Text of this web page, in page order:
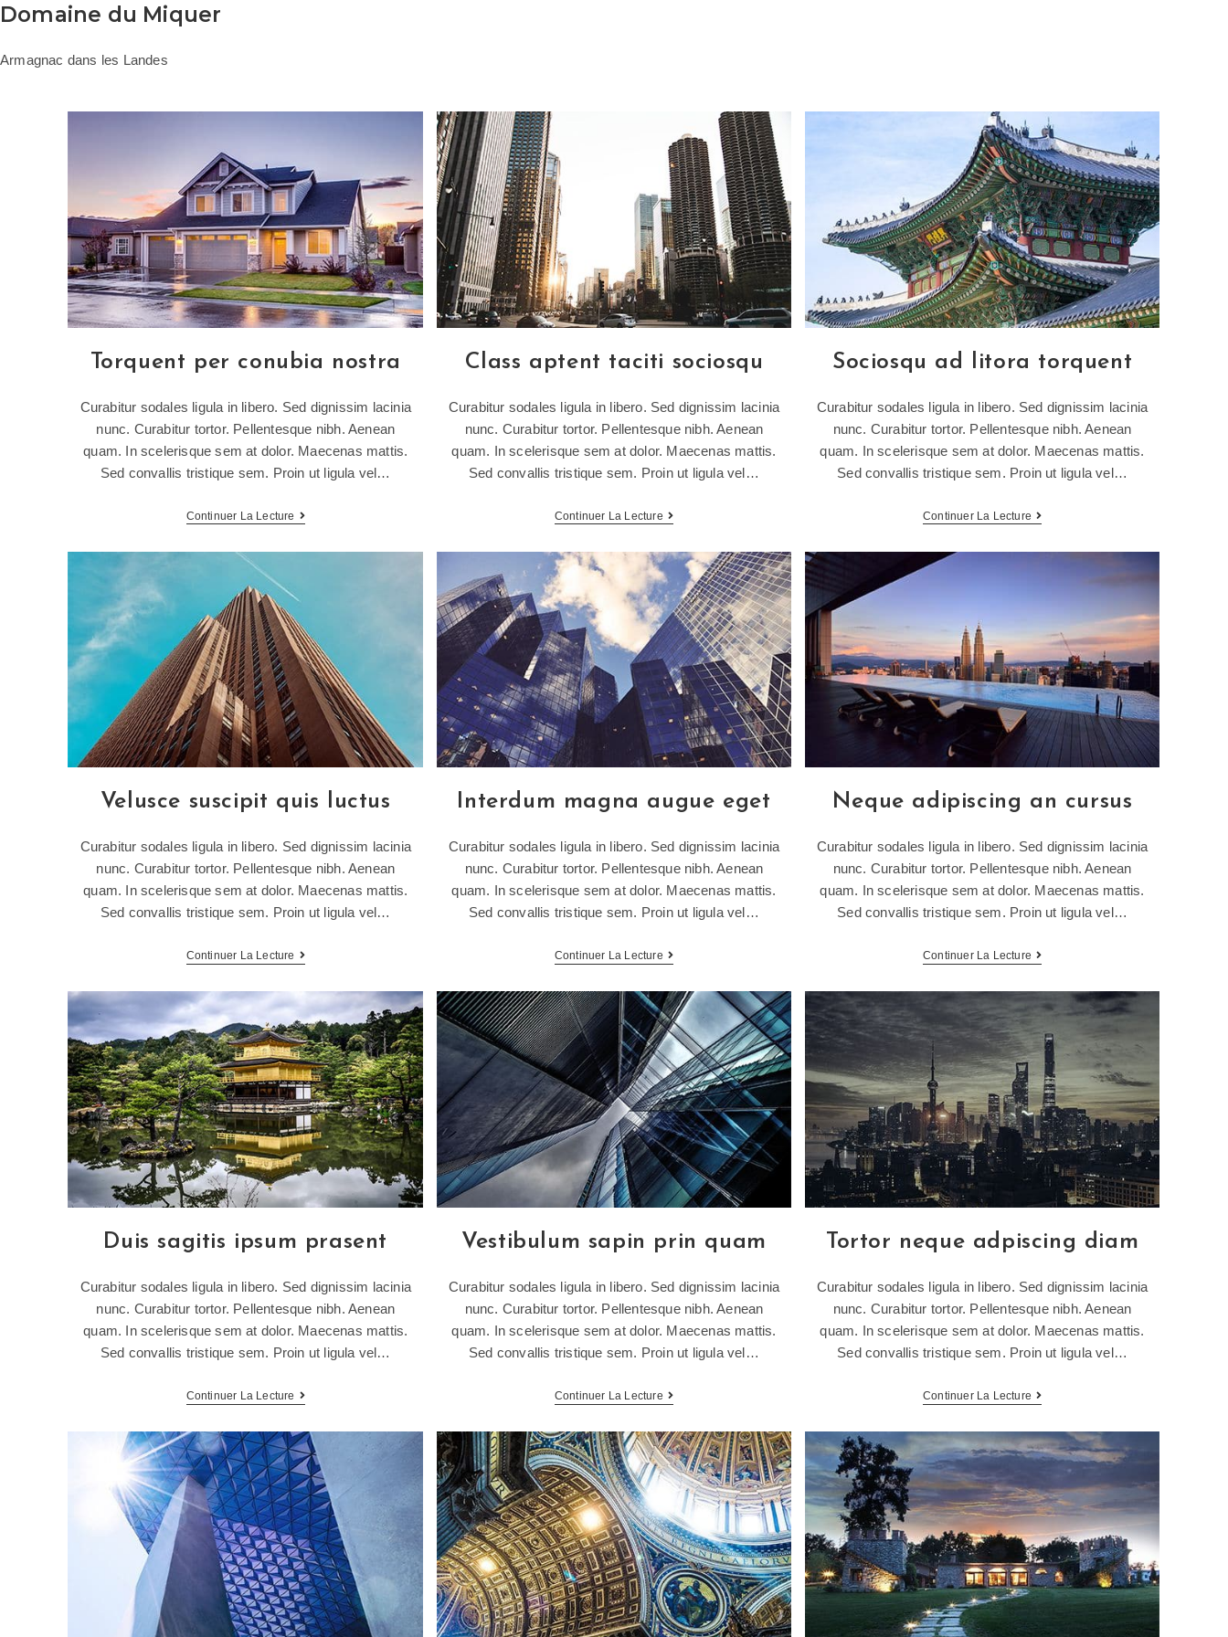
Domaine du Miquer
Armagnac dans les Landes
Torquent per conubia nostra
Curabitur sodales ligula in libero. Sed dignissim lacinia
nunc. Curabitur tortor. Pellentesque nibh. Aenean
quam. In scelerisque sem at dolor. Maecenas mattis.
Sed convallis tristique sem. Proin ut ligula vel…
Continuer La Lecture
Class aptent taciti sociosqu
Curabitur sodales ligula in libero. Sed dignissim lacinia
nunc. Curabitur tortor. Pellentesque nibh. Aenean
quam. In scelerisque sem at dolor. Maecenas mattis.
Sed convallis tristique sem. Proin ut ligula vel…
Continuer La Lecture
Sociosqu ad litora torquent
Curabitur sodales ligula in libero. Sed dignissim lacinia
nunc. Curabitur tortor. Pellentesque nibh. Aenean
quam. In scelerisque sem at dolor. Maecenas mattis.
Sed convallis tristique sem. Proin ut ligula vel…
Continuer La Lecture
Velusce suscipit quis luctus
Curabitur sodales ligula in libero. Sed dignissim lacinia
nunc. Curabitur tortor. Pellentesque nibh. Aenean
quam. In scelerisque sem at dolor. Maecenas mattis.
Sed convallis tristique sem. Proin ut ligula vel…
Continuer La Lecture
Interdum magna augue eget
Curabitur sodales ligula in libero. Sed dignissim lacinia
nunc. Curabitur tortor. Pellentesque nibh. Aenean
quam. In scelerisque sem at dolor. Maecenas mattis.
Sed convallis tristique sem. Proin ut ligula vel…
Continuer La Lecture
Neque adipiscing an cursus
Curabitur sodales ligula in libero. Sed dignissim lacinia
nunc. Curabitur tortor. Pellentesque nibh. Aenean
quam. In scelerisque sem at dolor. Maecenas mattis.
Sed convallis tristique sem. Proin ut ligula vel…
Continuer La Lecture
Duis sagitis ipsum prasent
Curabitur sodales ligula in libero. Sed dignissim lacinia
nunc. Curabitur tortor. Pellentesque nibh. Aenean
quam. In scelerisque sem at dolor. Maecenas mattis.
Sed convallis tristique sem. Proin ut ligula vel…
Continuer La Lecture
Vestibulum sapin prin quam
Curabitur sodales ligula in libero. Sed dignissim lacinia
nunc. Curabitur tortor. Pellentesque nibh. Aenean
quam. In scelerisque sem at dolor. Maecenas mattis.
Sed convallis tristique sem. Proin ut ligula vel…
Continuer La Lecture
Tortor neque adpiscing diam
Curabitur sodales ligula in libero. Sed dignissim lacinia
nunc. Curabitur tortor. Pellentesque nibh. Aenean
quam. In scelerisque sem at dolor. Maecenas mattis.
Sed convallis tristique sem. Proin ut ligula vel…
Continuer La Lecture